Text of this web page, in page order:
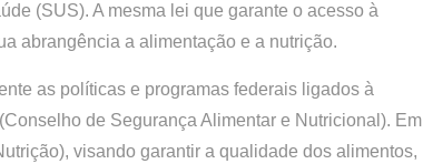
(SUS). A mesma lei que garante o acesso à
abrangência a alimentação e a nutrição.
as políticas e programas federais ligados à
de Segurança Alimentar e Nutricional). Em
visando garantir a qualidade dos alimentos,